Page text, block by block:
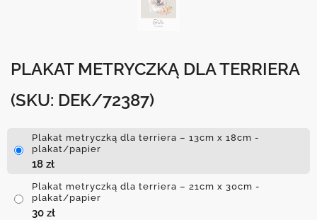
PLAKAT METRYCZKĄ DLA TERRIERA
(SKU: DEK/72387)
Plakat metryczką dla terriera – 13cm x 18cm -
plakat/papier
18 zł
Plakat metryczką dla terriera – 21cm x 30cm -
plakat/papier
30 zł